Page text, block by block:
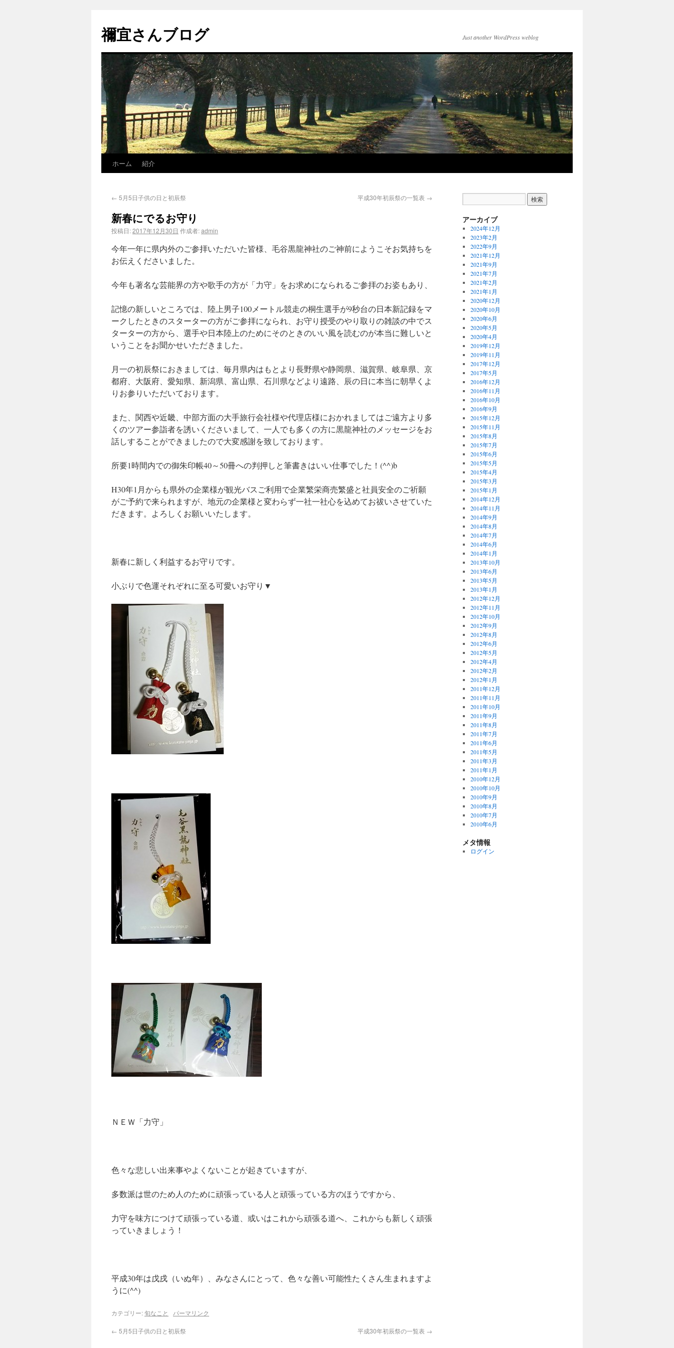
禰宜さんブログ Just another WordPress weblog
ホーム 紹介
← 5月5日子供の日と初辰祭 平成30年初辰祭の一覧表 →
新春にでるお守り
投稿日:2017年12月30日 作成者:admin
今年一年に県内外のご参拝いただいた皆様、毛谷黒龍神社のご神前にようこそお気持ちを
お伝えくださいました。
今年も著名な芸能界の方や歌手の方が「力守」をお求めになられるご参拝のお姿もあり、
記憶の新しいところでは、陸上男子100メートル競走の桐生選手が9秒台の日本新記録をマ
ークしたときのスターターの方がご参拝になられ、お守り授受のやり取りの雑談の中でス
ターターの方から、選手や日本陸上のためにそのときのいい風を読むのが本当に難しいと
いうことをお聞かせいただきました。
月一の初辰祭におきましては、毎月県内はもとより長野県や静岡県、滋賀県、岐阜県、京
都府、大阪府、愛知県、新潟県、富山県、石川県などより遠路、辰の日に本当に朝早くよ
りお参りいただいております。
また、関西や近畿、中部方面の大手旅行会社様や代理店様におかれましてはご遠方より多
くのツアー参詣者を誘いくださいまして、一人でも多くの方に黒龍神社のメッセージをお
話しすることができましたので大変感謝を致しております。
所要1時間内での御朱印帳40～50冊への判押しと筆書きはいい仕事でした！(^^)b
H30年1月からも県外の企業様が観光バスご利用で企業繁栄商売繁盛と社員安全のご祈願
がご予約で来られますが、地元の企業様と変わらず一社一社心を込めてお祓いさせていた
だきます。よろしくお願いいたします。
新春に新しく利益するお守りです。
小ぶりで色運それぞれに至る可愛いお守り▼
ＮＥＷ「力守」
色々な悲しい出来事やよくないことが起きていますが、
多数派は世のため人のために頑張っている人と頑張っている方のほうですから、
力守を味方につけて頑張っている道、或いはこれから頑張る道へ、これからも新しく頑張
っていきましょう！
平成30年は戊戌（いぬ年）、みなさんにとって、色々な善い可能性たくさん生まれますよ
うに(^^)
カテゴリー:旬なこと パーマリンク
← 5月5日子供の日と初辰祭 平成30年初辰祭の一覧表 →
アーカイブ
2024年12月
2023年2月
2022年9月
2021年12月
2021年9月
2021年7月
2021年2月
2021年1月
2020年12月
2020年10月
2020年6月
2020年5月
2020年4月
2019年12月
2019年11月
2017年12月
2017年5月
2016年12月
2016年11月
2016年10月
2016年9月
2015年12月
2015年11月
2015年8月
2015年7月
2015年6月
2015年5月
2015年4月
2015年3月
2015年1月
2014年12月
2014年11月
2014年9月
2014年8月
2014年7月
2014年6月
2014年1月
2013年10月
2013年6月
2013年5月
2013年1月
2012年12月
2012年11月
2012年10月
2012年9月
2012年8月
2012年6月
2012年5月
2012年4月
2012年2月
2012年1月
2011年12月
2011年11月
2011年10月
2011年9月
2011年8月
2011年7月
2011年6月
2011年5月
2011年3月
2011年1月
2010年12月
2010年10月
2010年9月
2010年8月
2010年7月
2010年6月
メタ情報
ログイン